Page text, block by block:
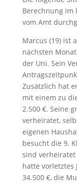
Berechnung im
vom Amt
Marcus (19) ist
nächsten
der Uni. Sein
Zusätzlich hat
mit einem zu
2.500 €. Seine
verheiratet,
eigenen
besucht die 9.
sind verheiratet
hatte vorletztes
34.500 €, die